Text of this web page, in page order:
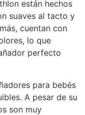
están hechos
suaves al tacto y
cuentan con
lo que
perfecto
para bebés
A pesar de su
son muy